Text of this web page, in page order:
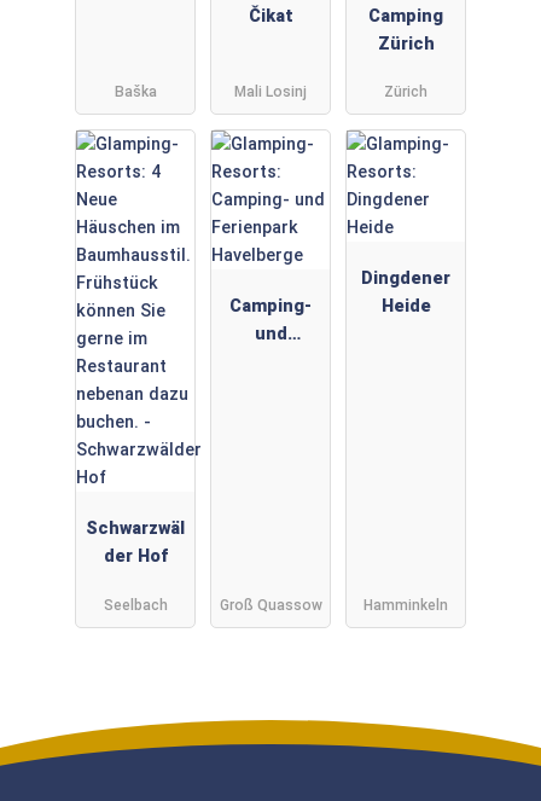
Baška
Čikat
Mali Losinj
Camping
Zürich
Zürich
Schwarzwäl
der Hof
Seelbach
Camping-
und
Groß Quassow
Dingdener
Heide
Hamminkeln